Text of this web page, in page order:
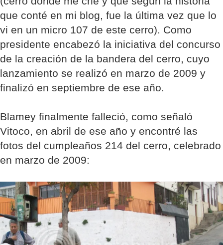
que conté en mi blog, fue la última vez que lo
vi en un micro 107 de este cerro). Como
presidente encabezó la iniciativa del concurso
de la creación de la bandera del cerro, cuyo
lanzamiento se realizó en marzo de 2009 y
finalizó en septiembre de ese año.
Blamey finalmente falleció, como señaló
Vitoco, en abril de ese año y encontré las
fotos del cumpleaños 214 del cerro, celebrado
en marzo de 2009: